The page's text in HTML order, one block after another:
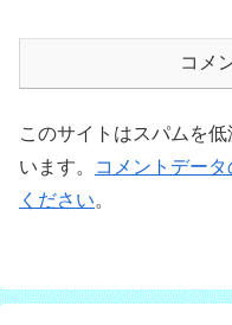
コメ
このサイトはスパムを
います。
コメントデー
ください。